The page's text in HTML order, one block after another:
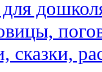
сказки,